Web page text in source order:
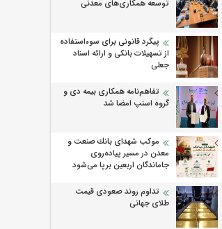
توسعه همکاری‌های معدنی
پیگرد قانونی برای سوءاستفاده
از تسهیلات بانکی و ارائه اسناد
جعلی
تفاهم‌نامه همکاری بیمه دی و
گروه اسنپ امضا شد
موكب شهدای بانك صنعت و
معدن در مسیر پیاده‌روی
جاماندگان اربعین برپا می‌شود
تداوم روند صعودی قیمت
طلای جهانی